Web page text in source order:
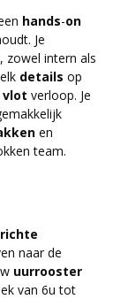
hands-on
Je
, zowel intern als
details op
vlot verloop. Je
en
team.
naar de
uurrooster
van 6u tot